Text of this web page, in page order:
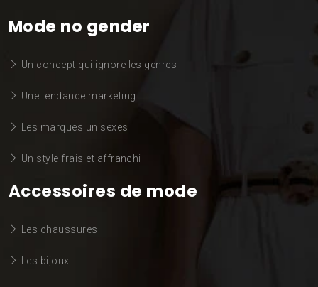
Mode no gender
Un concept qui ignore les genres
Une tendance marketing
Les marques unisexes
Un style frais et affranchi
Accessoires de mode
Les chaussures
Les bijoux